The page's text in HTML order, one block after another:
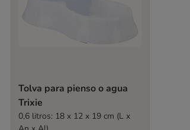
Tolva para pienso o agua
Trixie
0,6 litros: 18 x 12 x 19 cm (L x